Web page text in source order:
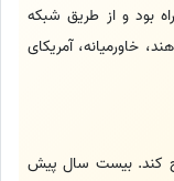
بود و از طریق شبکه
خاورمیانه، آمریکای
کند. بیست سال پیش